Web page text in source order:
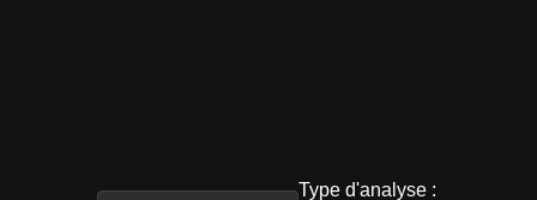
Type d'analyse :